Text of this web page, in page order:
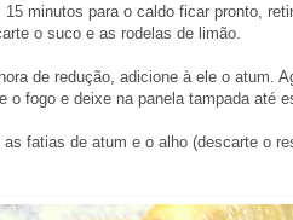
minutos para o caldo ficar pronto,
o suco e as rodelas de limão.
de redução, adicione à ele o atum.
o fogo e deixe na panela tampada até
fatias de atum e o alho (descarte o